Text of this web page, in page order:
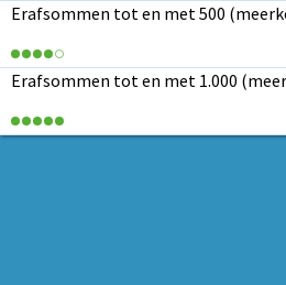
Erafsommen tot en met 500
Erafsommen tot en met 1.000